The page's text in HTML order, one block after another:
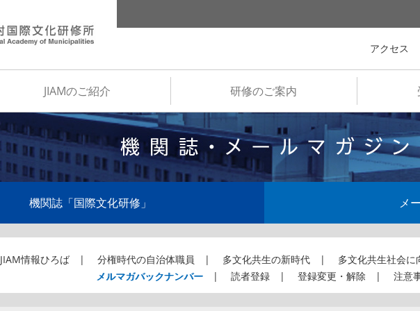
JIAMのご紹介 研修のご案内
アクセス
機関誌「国際文化研修」 メ
JIAM情報ひろば 分権時代の自治体職員 多文化共生の新時代
多文化共生社会に
メルマガバックナンバー
読者登録 登録変更・解除 注意